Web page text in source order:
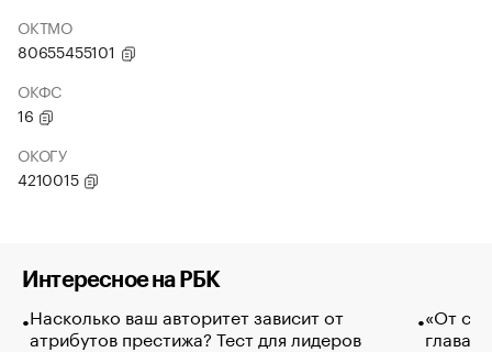
ОКТМО
80655455101
ОКФС
16
ОКОГУ
4210015
Интересное на РБК
Насколько ваш авторитет зависит от
атрибутов престижа? Тест для лидеров
«От
глава